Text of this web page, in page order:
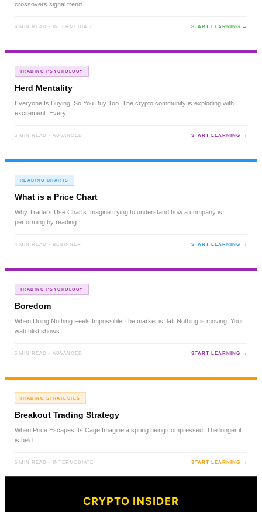
crossovers signal trend…
6 MIN READ · INTERMEDIATE START LEARNING →
TRADING PSYCHOLOGY
Herd Mentality
Everyone Is Buying. So You Buy Too. The crypto community is exploding with
excitement. Every…
5 MIN READ · ADVANCED START LEARNING →
READING CHARTS
What is a Price Chart
Why Traders Use Charts Imagine trying to understand how a company is
performing by reading…
4 MIN READ · BEGINNER START LEARNING →
TRADING PSYCHOLOGY
Boredom
When Doing Nothing Feels Impossible The market is flat. Nothing is moving. Your
watchlist shows…
5 MIN READ · ADVANCED START LEARNING →
TRADING STRATEGIES
Breakout Trading Strategy
When Price Escapes Its Cage Imagine a spring being compressed. The longer it
is held…
5 MIN READ · INTERMEDIATE START LEARNING →
CRYPTO INSIDER